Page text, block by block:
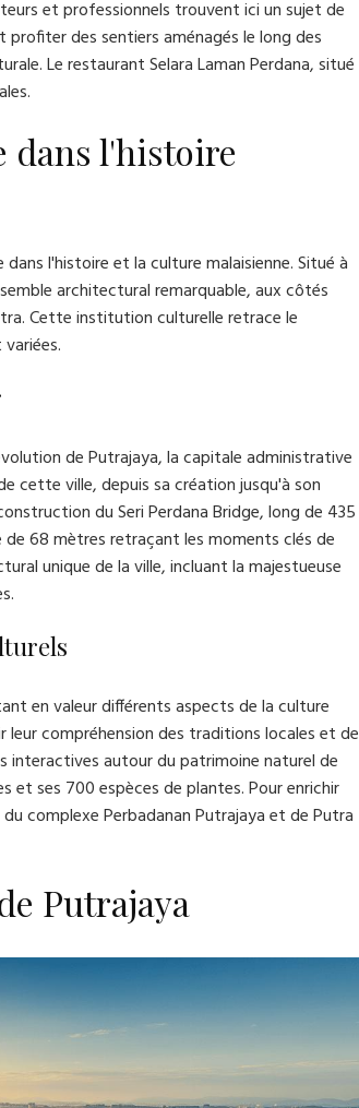
et professionnels trouvent ici un sujet de
des sentiers aménagés le long des
Le restaurant Selara Laman Perdana, situé
dans l'histoire
l'histoire et la culture malaisienne. Situé à
architectural remarquable, aux côtés
Cette institution culturelle retrace le
de Putrajaya, la capitale administrative
cette ville, depuis sa création jusqu'à son
du Seri Perdana Bridge, long de 435
68 mètres retraçant les moments clés de
unique de la ville, incluant la majestueuse
en valeur différents aspects de la culture
compréhension des traditions locales et de
autour du patrimoine naturel de
et ses 700 espèces de plantes. Pour enrichir
complexe Perbadanan Putrajaya et de Putra
Putrajaya